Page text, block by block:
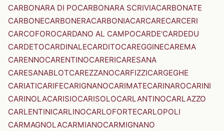
CARBONARA DI POCARBONARA SCRIVIACARBONATE
CARBONECARBONERACARBONIACARCARECARCERI
CARCOFOROCARDANO AL CAMPOCARDE'CARDEDU
CARDETOCARDINALECARDITOCAREGGINECAREMA
CARENNOCARENTINOCARERICARESANA
CARESANABLOTCAREZZANOCARFIZZICARGEGHE
CARIATICARIFECARIGNANOCARIMATECARINAROCARINI
CARINOLACARISIOCARISOLOCARLANTINOCARLAZZO
CARLENTINICARLINOCARLOFORTECARLOPOLI
CARMAGNOLACARMIANOCARMIGNANO